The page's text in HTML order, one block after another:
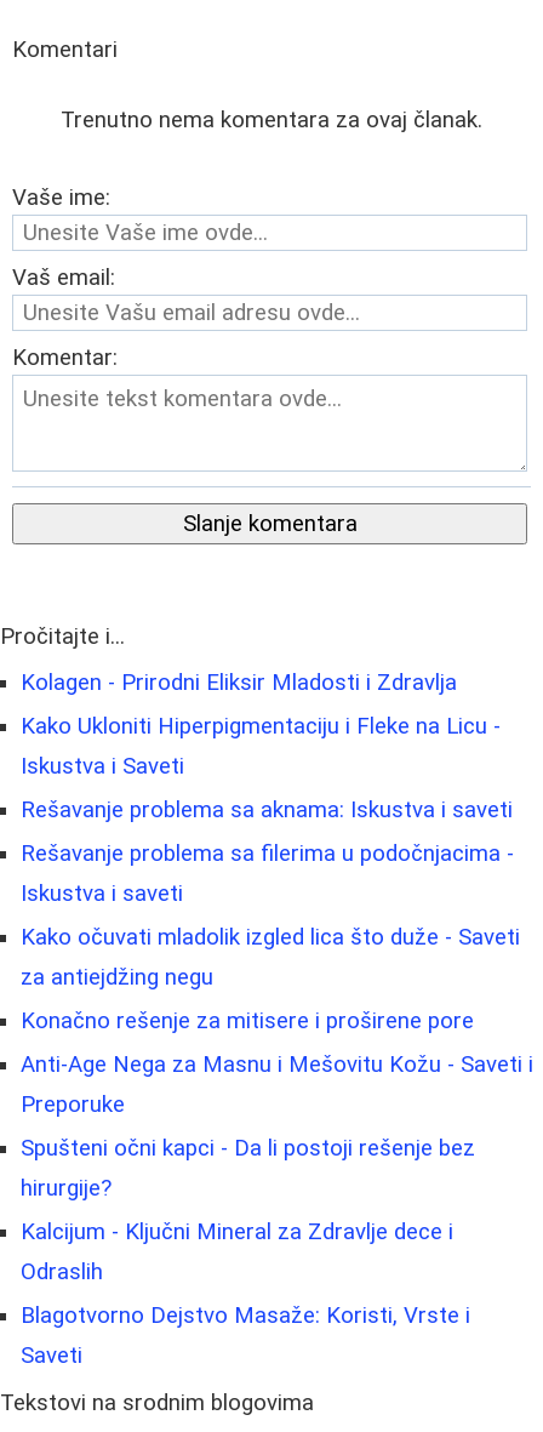
Komentari
Trenutno nema komentara za ovaj članak.
Vaše ime:
Vaš email:
Komentar:
Slanje komentara
Pročitajte i...
Kolagen - Prirodni Eliksir Mladosti i Zdravlja
Kako Ukloniti Hiperpigmentaciju i Fleke na Licu -
Iskustva i Saveti
Rešavanje problema sa aknama: Iskustva i saveti
Rešavanje problema sa filerima u podočnjacima -
Iskustva i saveti
Kako očuvati mladolik izgled lica što duže - Saveti
za antiejdžing negu
Konačno rešenje za mitisere i proširene pore
Anti-Age Nega za Masnu i Mešovitu Kožu - Saveti i
Preporuke
Spušteni očni kapci - Da li postoji rešenje bez
hirurgije?
Kalcijum - Ključni Mineral za Zdravlje dece i
Odraslih
Blagotvorno Dejstvo Masaže: Koristi, Vrste i
Saveti
Tekstovi na srodnim blogovima